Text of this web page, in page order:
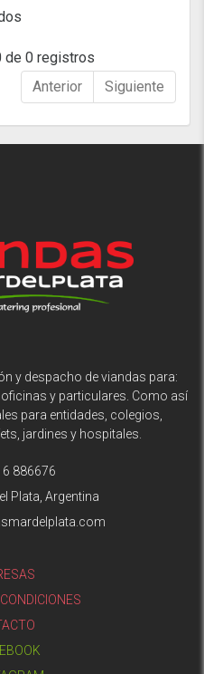
de 0 registros
Anterior
Siguiente
y despacho de viandas para:
y particulares. Como así
para entidades, colegios,
jardines y hospitales.
6 886676
Plata, Argentina